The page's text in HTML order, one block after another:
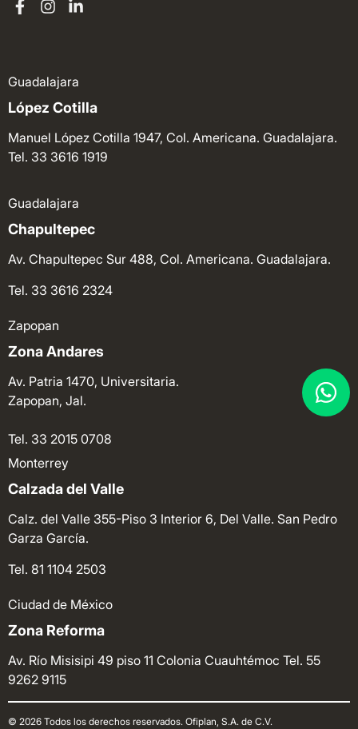
Guadalajara
López Cotilla
Manuel López Cotilla 1947, Col. Americana. Guadalajara.
Tel. 33 3616 1919
Guadalajara
Chapultepec
Av. Chapultepec Sur 488, Col. Americana. Guadalajara.
Tel. 33 3616 2324
Zapopan
Zona Andares
Av. Patria 1470, Universitaria.
Zapopan, Jal.
Tel. 33 2015 0708
Monterrey
Calzada del Valle
Calz. del Valle 355-Piso 3 Interior 6, Del Valle. San Pedro
Garza García.
Tel. 81 1104 2503
Ciudad de México
Zona Reforma
Av. Río Misisipi 49 piso 11 Colonia Cuauhtémoc Tel. 55
9262 9115
© 2026 Todos los derechos reservados. Ofiplan, S.A. de C.V.